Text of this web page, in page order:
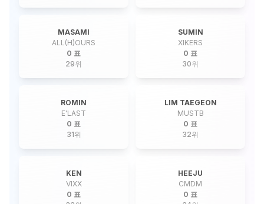
MASAMI
ALL(H)OURS
0 표
29위
SUMIN
XIKERS
0 표
30위
ROMIN
E'LAST
0 표
31위
LIM TAEGEON
MUSTB
0 표
32위
KEN
VIXX
0 표
HEEJU
CMDM
0 표